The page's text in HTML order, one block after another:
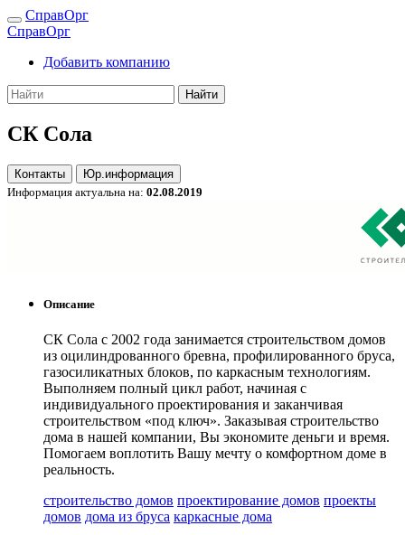
СправОрг
СправОрг
Добавить компанию
Найти
СК Сола
Контакты
Юр.информация
Информация актуальна на: 02.08.2019
Описание
СК Сола с 2002 года занимается строительством домов
из оцилиндрованного бревна, профилированного бруса,
газосиликатных блоков, по каркасным технологиям.
Выполняем полный цикл работ, начиная с
индивидуального проектирования и заканчивая
строительством «под ключ». Заказывая строительство
дома в нашей компании, Вы экономите деньги и время.
Помогаем воплотить Вашу мечту о комфортном доме в
реальность.
строительство домов проектирование домов проекты
домов дома из бруса каркасные дома